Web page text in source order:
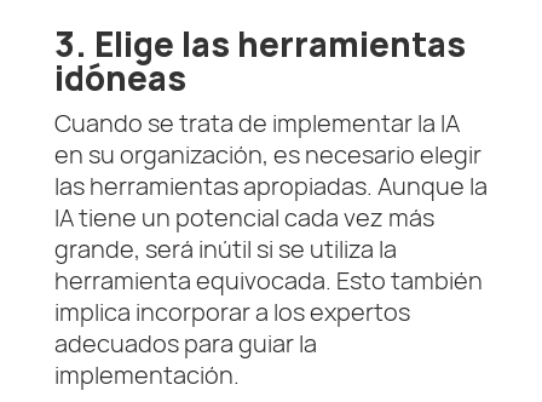
3. Elige las herramientas
idóneas
Cuando se trata de implementar la IA
en su organización, es necesario elegir
las herramientas apropiadas. Aunque la
IA tiene un potencial cada vez más
grande, será inútil si se utiliza la
herramienta equivocada. Esto también
implica incorporar a los expertos
adecuados para guiar la
implementación.